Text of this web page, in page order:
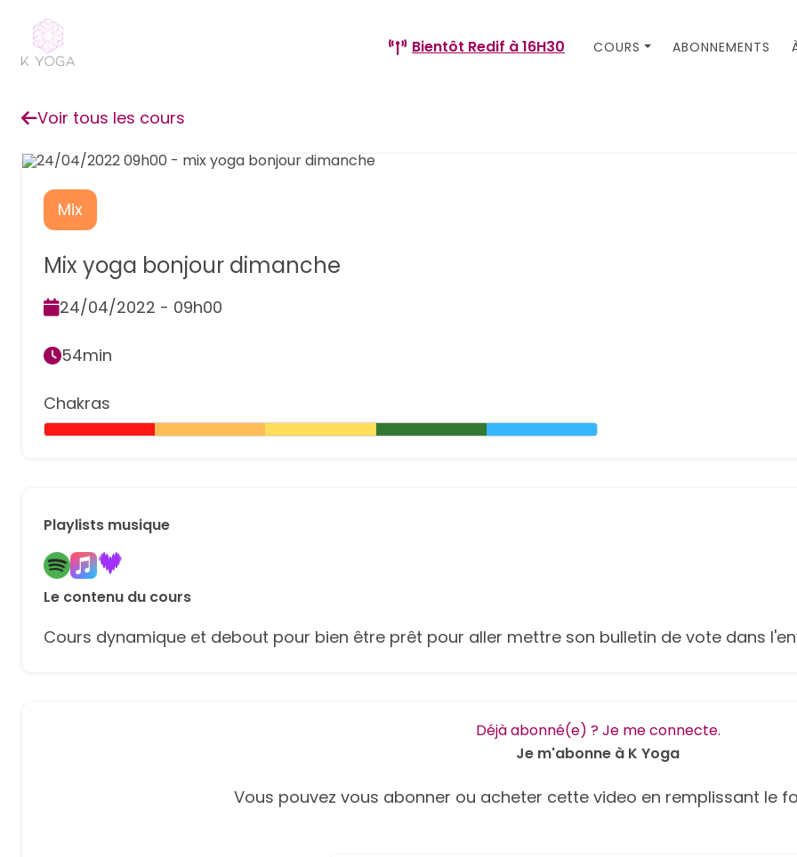
Bientôt Redif à16H30 COURS ABONNEMENTS
Voir tous les cours
Mix
Chakras
Mix yoga bonjour dimanche
24/04/2022 - 09h00
54min
Playlists musique
Le contenu du cours
Cours dynamique et debout pour bien être prêt pour aller mettre son bulletin de vote dans
Déjà abonné(e) ? Je me connecte.
Je m'abonne à K Yoga
Vous pouvez vous abonner ou acheter cette video en remplissant le